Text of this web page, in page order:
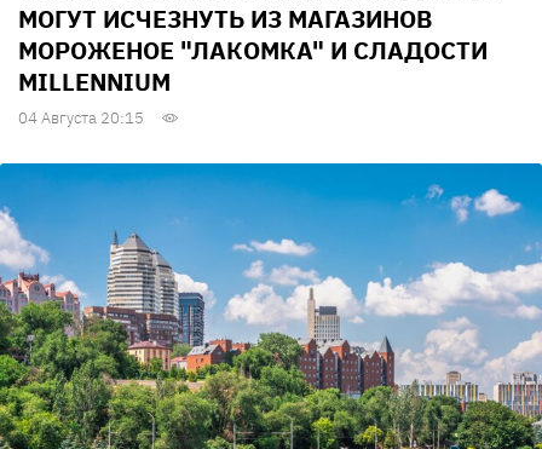
МОГУТ ИСЧЕЗНУТЬ ИЗ МАГАЗИНОВ
МОРОЖЕНОЕ "ЛАКОМКА" И СЛАДОСТИ
MILLENNIUM
04 Августа 20:15